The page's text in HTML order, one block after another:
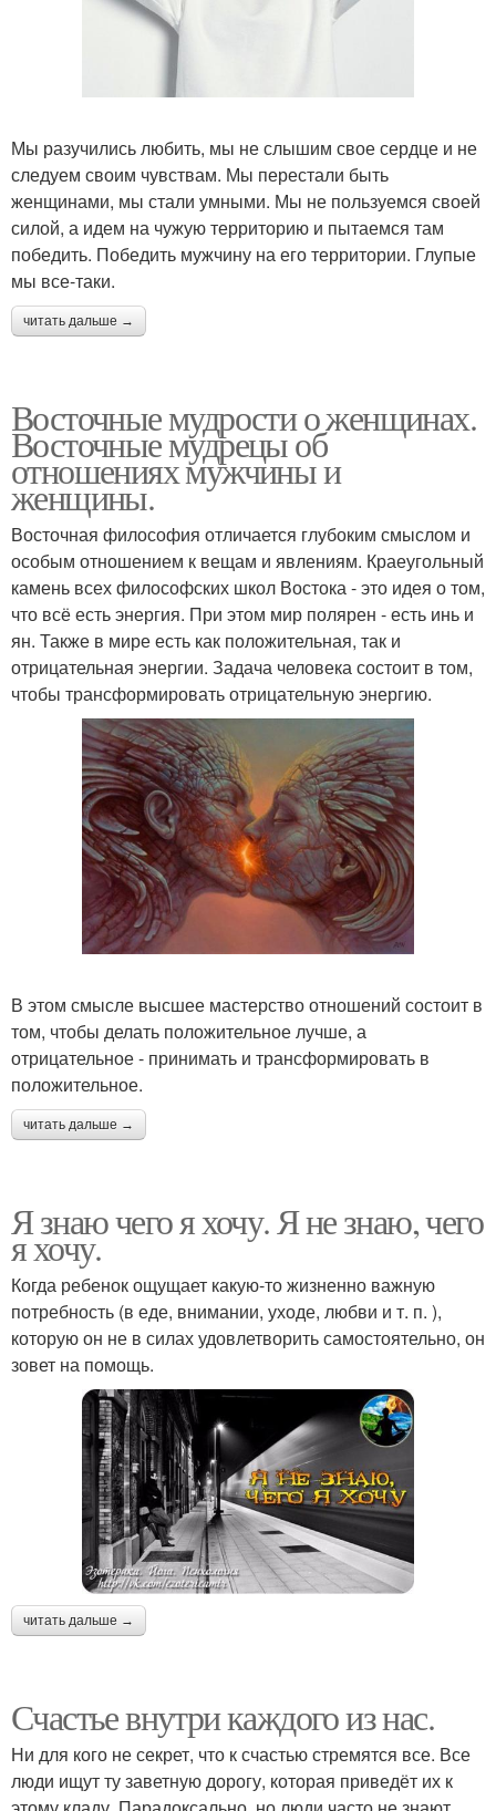
Мы разучились любить, мы не слышим свое сердце и не
следуем своим чувствам. Мы перестали быть
женщинами, мы стали умными. Мы не пользуемся своей
силой, а идем на чужую территорию и пытаемся там
победить. Победить мужчину на его территории. Глупые
мы все-таки.
читать дальше →
Восточные мудрости о женщинах.
Восточные мудрецы об
отношениях мужчины и
женщины.
Восточная философия отличается глубоким смыслом и
особым отношением к вещам и явлениям. Краеугольный
камень всех философских школ Востока - это идея о том,
что всё есть энергия. При этом мир полярен - есть инь и
ян. Также в мире есть как положительная, так и
отрицательная энергии. Задача человека состоит в том,
чтобы трансформировать отрицательную энергию.
В этом смысле высшее мастерство отношений состоит в
том, чтобы делать положительное лучше, а
отрицательное - принимать и трансформировать в
положительное.
читать дальше →
Я знаю чего я хочу. Я не знаю, чего
я хочу.
Когда ребенок ощущает какую-то жизненно важную
потребность (в еде, внимании, уходе, любви и т. п. ),
которую он не в силах удовлетворить самостоятельно, он
зовет на помощь.
читать дальше →
Счастье внутри каждого из нас.
Ни для кого не секрет, что к счастью стремятся все. Все
люди ищут ту заветную дорогу, которая приведёт их к